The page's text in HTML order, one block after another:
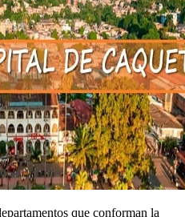
que conforman la